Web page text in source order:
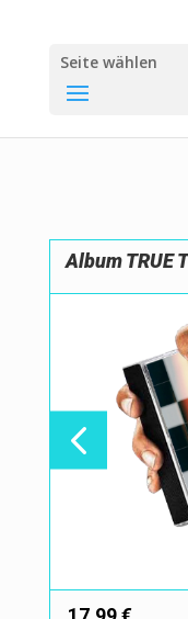
Seite wählen
Album TRUE